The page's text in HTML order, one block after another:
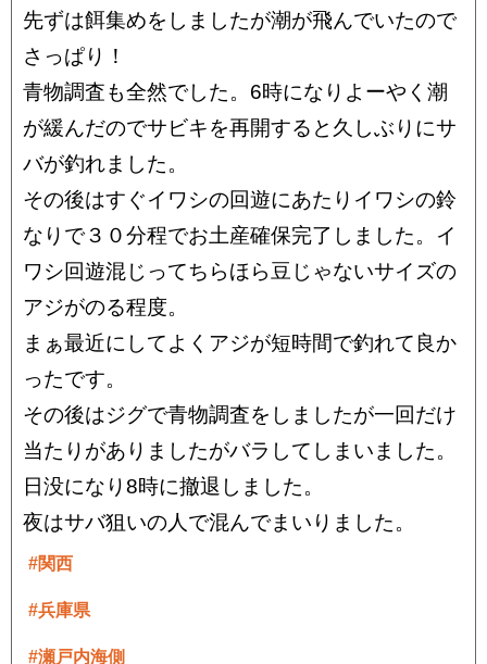
先ずは餌集めをしましたが潮が飛んでいたので
さっぱり！
青物調査も全然でした。6時になりよーやく潮
が緩んだのでサビキを再開すると久しぶりにサ
バが釣れました。
その後はすぐイワシの回遊にあたりイワシの鈴
なりで３０分程でお土産確保完了しました。イ
ワシ回遊混じってちらほら豆じゃないサイズの
アジがのる程度。
まぁ最近にしてよくアジが短時間で釣れて良か
ったです。
その後はジグで青物調査をしましたが一回だけ
当たりがありましたがバラしてしまいました。
日没になり8時に撤退しました。
夜はサバ狙いの人で混んでまいりました。
#関西
#兵庫県
#瀬戸内海側